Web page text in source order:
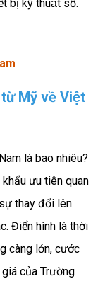
bị kỹ thuật số.
Mỹ về Việt
là bao nhiêu?
ưu tiên quan
thay đổi lên
Điển hình là thời
càng lớn, cước
của Trường